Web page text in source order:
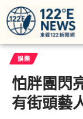
娛樂
怕胖團閃
有街頭藝